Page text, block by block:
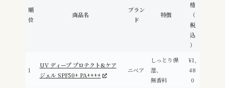
順
位
商品名
ブラン
ド
特徴
格
（
税
込
）
1
UV ディープ プロテクト&ケア
ジェル SPF50+ PA++++
ニベア
しっとり保
湿、
無香料
¥1,
48
0